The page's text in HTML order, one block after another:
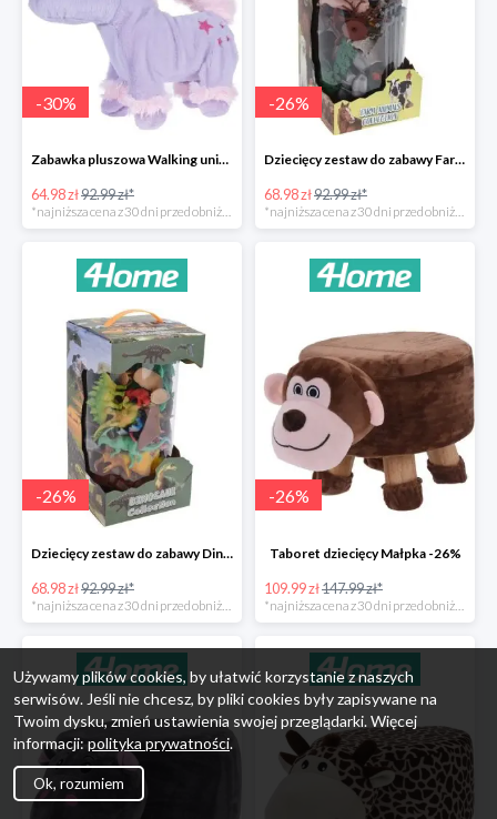
-30%
Zabawka pluszowa Walking unicorn -30%
64.98 zł92.99 zł*
*najniższa cena z 30 dni przed obniżką
-26%
Dziecięcy zestaw do zabawy Farm animals Collection -26%
68.98 zł92.99 zł*
*najniższa cena z 30 dni przed obniżką
-26%
Dziecięcy zestaw do zabawy Dinosaur Collection -26%
68.98 zł92.99 zł*
-26%
Taboret dziecięcy Małpka -26%
109.99 zł147.99 zł*
Używamy plików cookies, by ułatwić korzystanie z naszych
serwisów. Jeśli nie chcesz, by pliki cookies były zapisywane na
Twoim dysku, zmień ustawienia swojej przeglądarki. Więcej
informacji: polityka prywatności.
Ok, rozumiem